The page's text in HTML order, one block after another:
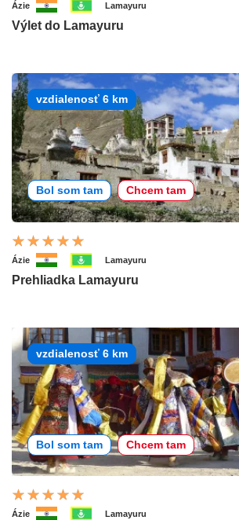
Ázie Lamayuru
Výlet do Lamayuru
vzdialenosť 6 km
Bol som tam Chcem tam
Ázie Lamayuru
Prehliadka Lamayuru
vzdialenosť 6 km
Bol som tam Chcem tam
Ázie Lamayuru